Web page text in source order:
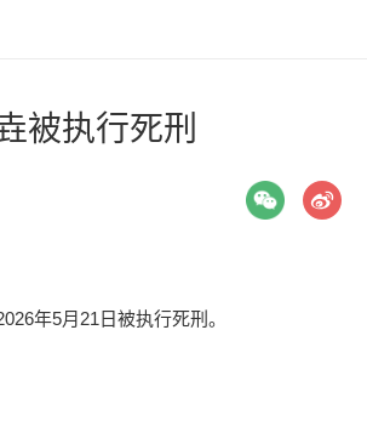
被执行死刑
年5月21日被执行死刑。